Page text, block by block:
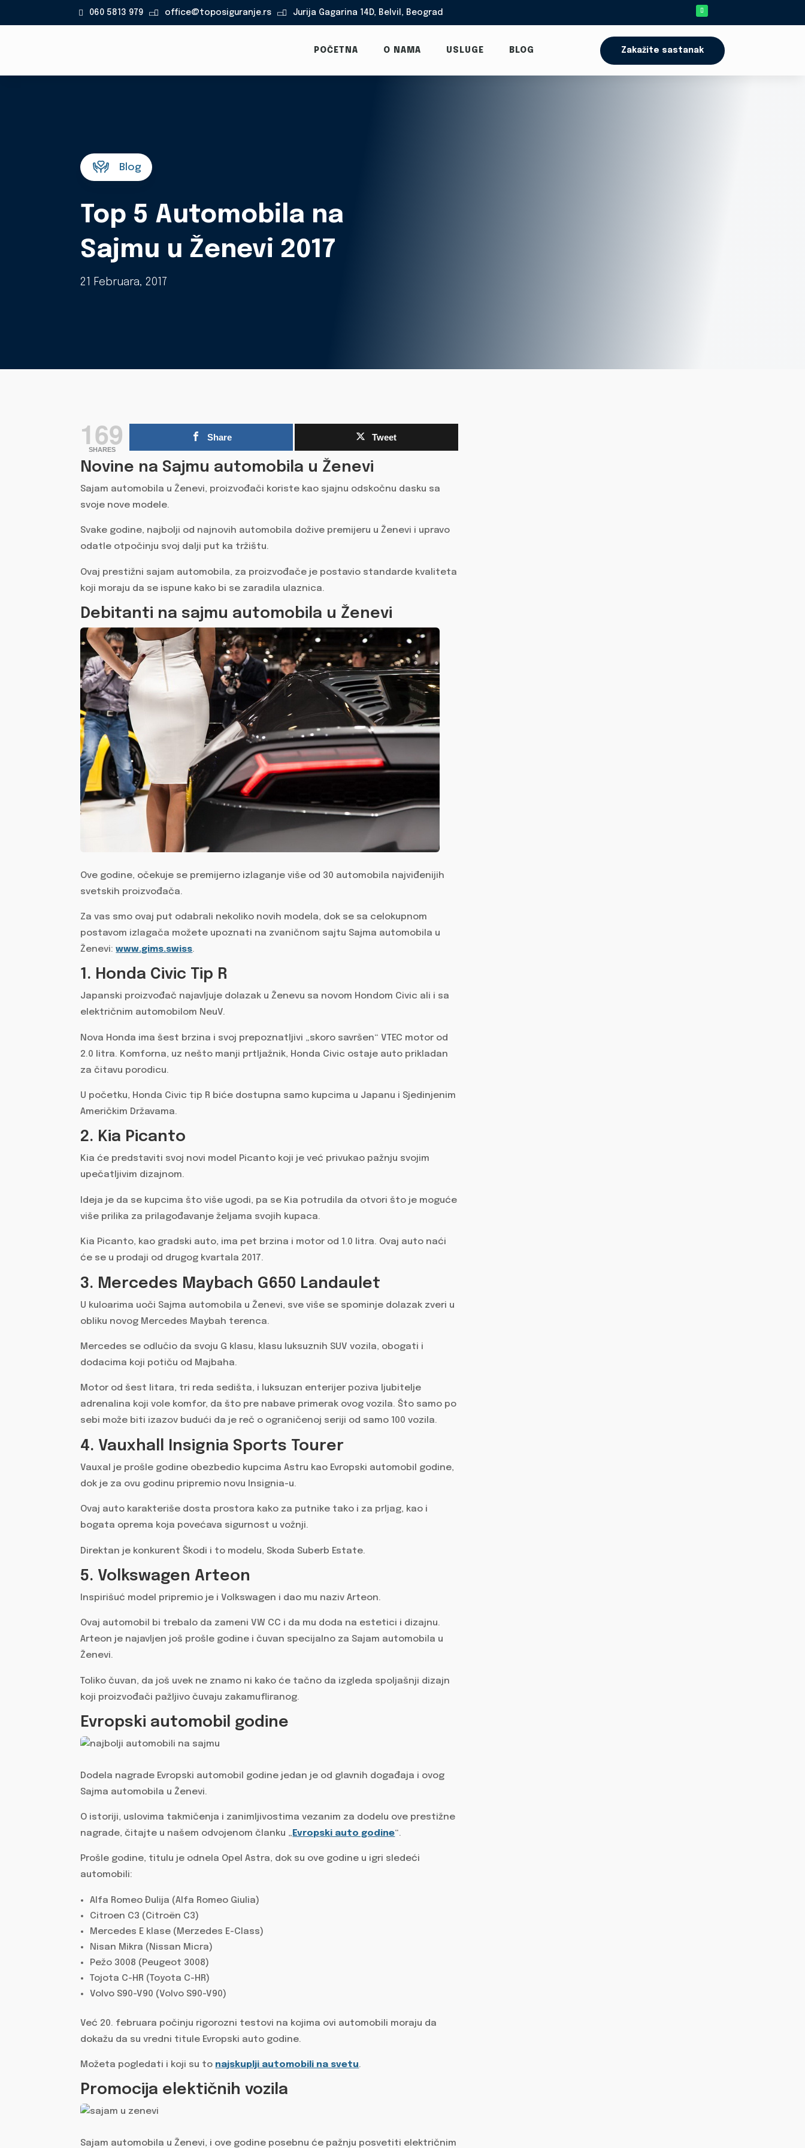
060 5813 979  office@toposiguranje.rs  Jurija Gagarina 14D, Belvil, Beograd
POČETNA O NAMA USLUGE BLOG Zakažite sastanak
Blog
Top 5 Automobila na
Sajmu u Ženevi 2017
21 Februara, 2017
169
SHARES
Share Tweet
Novine na Sajmu automobila u Ženevi
Sajam automobila u Ženevi, proizvođači koriste kao sjajnu odskočnu dasku sa
svoje nove modele.
Svake godine, najbolji od najnovih automobila dožive premijeru u Ženevi i upravo
odatle otpočinju svoj dalji put ka tržištu.
Ovaj prestižni sajam automobila, za proizvođače je postavio standarde kvaliteta
koji moraju da se ispune kako bi se zaradila ulaznica.
Debitanti na sajmu automobila u Ženevi
Ove godine, očekuje se premijerno izlaganje više od 30 automobila najviđenijih
svetskih proizvođača.
Za vas smo ovaj put odabrali nekoliko novih modela, dok se sa celokupnom
postavom izlagača možete upoznati na zvaničnom sajtu Sajma automobila u
Ženevi:www.gims.swiss.
1. Honda Civic Tip R
Japanski proizvođač najavljuje dolazak u Ženevu sa novom Hondom Civic ali i sa
električnim automobilom NeuV.
Nova Honda ima šest brzina i svoj prepoznatljivi „skoro savršen“ VTEC motor od
2.0 litra. Komforna, uz nešto manji prtljažnik, Honda Civic ostaje auto prikladan
za čitavu porodicu.
U početku, Honda Civic tip R biće dostupna samo kupcima u Japanu i Sjedinjenim
Američkim Državama.
2. Kia Picanto
Kia će predstaviti svoj novi model Picanto koji je već privukao pažnju svojim
upečatljivim dizajnom.
Ideja je da se kupcima što više ugodi, pa se Kia potrudila da otvori što je moguće
više prilika za prilagođavanje željama svojih kupaca.
Kia Picanto, kao gradski auto, ima pet brzina i motor od 1.0 litra. Ovaj auto naći
će se u prodaji od drugog kvartala 2017.
3. Mercedes Maybach G650 Landaulet
U kuloarima uoči Sajma automobila u Ženevi, sve više se spominje dolazak zveri u
obliku novog Mercedes Maybah terenca.
Mercedes se odlučio da svoju G klasu, klasu luksuznih SUV vozila, obogati i
dodacima koji potiču od Majbaha.
Motor od šest litara, tri reda sedišta, i luksuzan enterijer poziva ljubitelje
adrenalina koji vole komfor, da što pre nabave primerak ovog vozila. Što samo po
sebi može biti izazov budući da je reč o ograničenoj seriji od samo 100 vozila.
4. Vauxhall Insignia Sports Tourer
Vauxal je prošle godine obezbedio kupcima Astru kao Evropski automobil godine,
dok je za ovu godinu pripremio novu Insignia-u.
Ovaj auto karakteriše dosta prostora kako za putnike tako i za prljag, kao i
bogata oprema koja povećava sigurnost u vožnji.
Direktan je konkurent Škodi i to modelu, Skoda Suberb Estate.
5. Volkswagen Arteon
Inspirišuć model pripremio je i Volkswagen i dao mu naziv Arteon.
Ovaj automobil bi trebalo da zameni VW CC i da mu doda na estetici i dizajnu.
Arteon je najavljen još prošle godine i čuvan specijalno za Sajam automobila u
Ženevi.
Toliko čuvan, da još uvek ne znamo ni kako će tačno da izgleda spoljašnji dizajn
koji proizvođači pažljivo čuvaju zakamufliranog.
Evropski automobil godine
Dodela nagrade Evropski automobil godine jedan je od glavnih događaja i ovog
Sajma automobila u Ženevi.
O istoriji, uslovima takmičenja i zanimljivostima vezanim za dodelu ove prestižne
nagrade, čitajte u našem odvojenom članku „ Evropski auto godine“.
Prošle godine, titulu je odnela Opel Astra, dok su ove godine u igri sledeći
automobili:
Alfa Romeo Đulija (Alfa Romeo Giulia)
Citroen C3 (Citroën C3)
Mercedes E klase (Merzedes E-Class)
Nisan Mikra (Nissan Micra)
Pežo 3008 (Peugeot 3008)
Tojota C-HR (Toyota C-HR)
Volvo S90-V90 (Volvo S90-V90)
Već 20. februara počinju rigorozni testovi na kojima ovi automobili moraju da
dokažu da su vredni titule Evropski auto godine.
Možeta pogledati i koji su to najskuplji automobili na svetu.
Promocija elektičnih vozila
Sajam automobila u Ženevi, i ove godine posebnu će pažnju posvetiti električnim